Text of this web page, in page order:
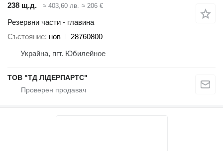
238 щ.д.
≈ 403,60 лв. ≈ 206 €
Резервни части - главина
Състояние нов
28760800
Украйна, пгт. Юбилейное
ТОВ "ТД ЛІДЕРПАРТС"